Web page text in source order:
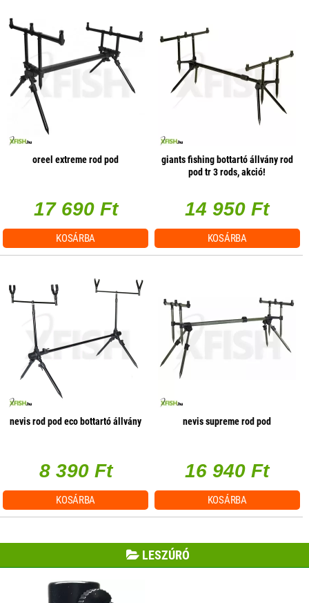
oreel extreme rod pod
17 690 Ft
KOSÁRBA
giants fishing bottartó állvány rod
pod tr 3 rods, akció!
14 950 Ft
KOSÁRBA
nevis rod pod eco bottartó állvány
8 390 Ft
KOSÁRBA
nevis supreme rod pod
16 940 Ft
KOSÁRBA
LESZÚRÓ